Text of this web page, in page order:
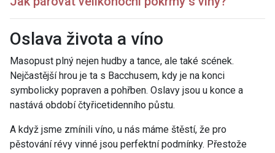
Oslava života a víno
Masopust plný nejen hudby a tance, ale také scének.
Nejčastější hrou je ta s Bacchusem, kdy je na konci
symbolicky popraven a pohřben. Oslavy jsou u konce a
nastává období čtyřicetidenního půstu.
A když jsme zmínili víno, u nás máme štěstí, že pro
pěstování révy vinné jsou perfektní podmínky. Přestože